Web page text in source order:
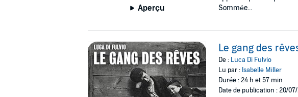
Aperçu
Sommée...
Le gang des
De : Luca Di Fulvio
Lu par : Isabelle Miller
Durée : 24 h et 57 min
Date de publication : 20/